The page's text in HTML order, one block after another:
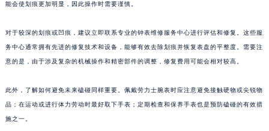
能会使划痕更加明显，因此操作时需要谨慎。
对于较深的划痕或凹痕，建议立即联系专业的钟表维修服务中心进行评估和修复。这些服
务中心通常拥有先进的修复技术和设备，能够有效去除划痕并恢复表盘的平整度。需要注
意的是，由于涉及复杂的机械操作和精密部件的调整，修复费用可能会相对较高。
此外，了解如何避免未来磕碰同样重要。佩戴劳力士腕表时应注意避免接触硬物或尖锐物
品；在运动或进行体力劳动时最好取下手表；定期检查和保养手表也是预防磕碰的有效措
施之一。